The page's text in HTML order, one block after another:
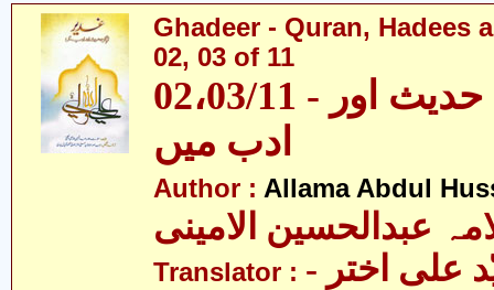
Ghadeer - Quran, Hadees
02, 03 of 11
02،03/11 - غدیر - قرآن، حدیث اور
ادب میں
Author : Allama Abdul
عبدالحسین الامینی
Translator : - مولانا سیّد علی اختر